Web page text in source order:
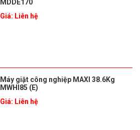
MDDE170
Giá: Liên hệ
Máy giặt công nghiệp MAXI 38.6Kg
MWHI85 (E)
Giá: Liên hệ